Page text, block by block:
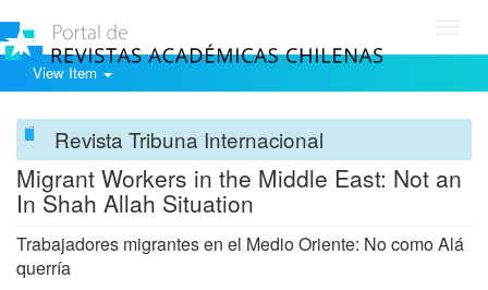
View Item
Revista Tribuna Internacional
Migrant Workers in the Middle East: Not an
In Shah Allah Situation
Trabajadores migrantes en el Medio Oriente: No como Alá
querría